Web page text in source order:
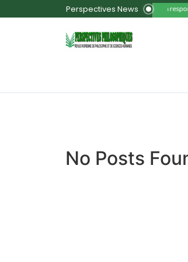
Perspectives News 11. La
No Posts